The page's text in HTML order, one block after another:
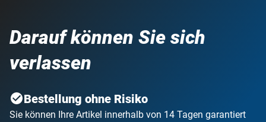
Darauf können Sie sich
verlassen
Bestellung ohne Risiko
Sie können Ihre Artikel innerhalb von 14 Tagen garantiert